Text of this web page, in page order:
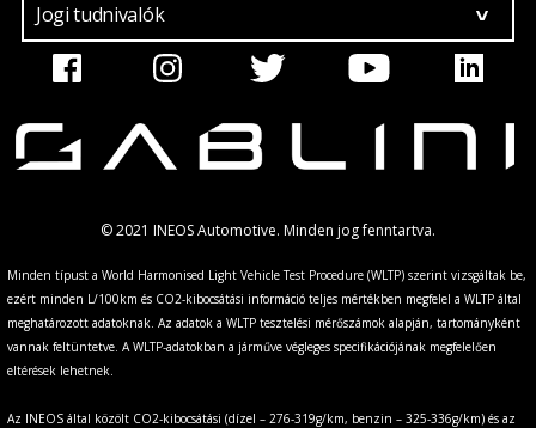
Jogi tudnivalók
© 2021 INEOS Automotive. Minden jog fenntartva.
Minden típust a World Harmonised Light Vehicle Test Procedure (WLTP) szerint vizsgáltak be,
ezért minden L/100km és CO2-kibocsátási információ teljes mértékben megfelel a WLTP által
meghatározott adatoknak. Az adatok a WLTP tesztelési mérőszámok alapján, tartományként
vannak feltüntetve. A WLTP-adatokban a járműve végleges specifikációjának megfelelően
eltérések lehetnek.
Az INEOS által közölt CO2-kibocsátási (dízel – 276-319g/km, benzin – 325-336g/km) és az